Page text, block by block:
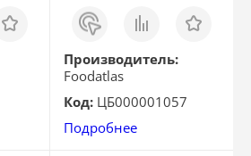
Отложить Заказ
в 1
клик
Сравнить Отложить
Производитель:
Foodatlas
Код: ЦБ000001057
Подробнее